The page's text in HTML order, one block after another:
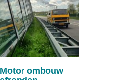
Motor ombouw